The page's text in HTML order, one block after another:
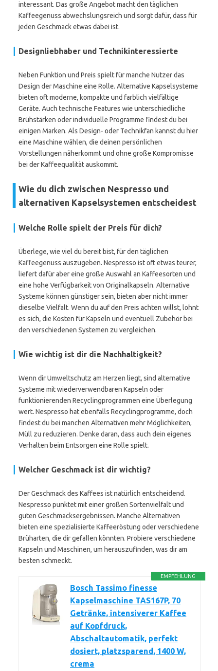
interessant. Das große Angebot macht den täglichen
Kaffeegenuss abwechslungsreich und sorgt dafür, dass für
jeden Geschmack etwas dabei ist.
Designliebhaber und Technikinteressierte
Neben Funktion und Preis spielt für manche Nutzer das
Design der Maschine eine Rolle. Alternative Kapselsysteme
bieten oft moderne, kompakte und farblich vielfältige
Geräte. Auch technische Features wie unterschiedliche
Brühstärken oder individuelle Programme findest du bei
einigen Marken. Als Design- oder Technikfan kannst du hier
eine Maschine wählen, die deinen persönlichen
Vorstellungen näherkommt und ohne große Kompromisse
bei der Kaffeequalität auskommt.
Wie du dich zwischen Nespresso und
alternativen Kapselsystemen entscheidest
Welche Rolle spielt der Preis für dich?
Überlege, wie viel du bereit bist, für den täglichen
Kaffeegenuss auszugeben. Nespresso ist oft etwas teurer,
liefert dafür aber eine große Auswahl an Kaffeesorten und
eine hohe Verfügbarkeit von Originalkapseln. Alternative
Systeme können günstiger sein, bieten aber nicht immer
dieselbe Vielfalt. Wenn du auf den Preis achten willst, lohnt
es sich, die Kosten für Kapseln und eventuell Zubehör bei
den verschiedenen Systemen zu vergleichen.
Wie wichtig ist dir die Nachhaltigkeit?
Wenn dir Umweltschutz am Herzen liegt, sind alternative
Systeme mit wiederverwendbaren Kapseln oder
funktionierenden Recyclingprogrammen eine Überlegung
wert. Nespresso hat ebenfalls Recyclingprogramme, doch
findest du bei manchen Alternativen mehr Möglichkeiten,
Müll zu reduzieren. Denke daran, dass auch dein eigenes
Verhalten beim Entsorgen eine Rolle spielt.
Welcher Geschmack ist dir wichtig?
Der Geschmack des Kaffees ist natürlich entscheidend.
Nespresso punktet mit einer großen Sortenvielfalt und
guten Geschmacksergebnissen. Manche Alternativen
bieten eine spezialisierte Kaffeeröstung oder verschiedene
Brüharten, die dir gefallen könnten. Probiere verschiedene
Kapseln und Maschinen, um herauszufinden, was dir am
besten schmeckt.
EMPFEHLUNG
Bosch Tassimo finesse
Kapselmaschine TAS167P, 70
Getränke, intensiverer Kaffee
auf Kopfdruck,
Abschaltautomatik, perfekt
dosiert, platzsparend, 1400 W,
crema